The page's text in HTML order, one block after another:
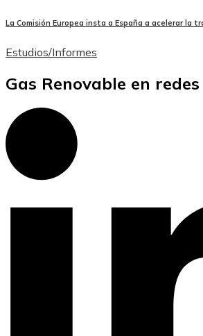
La Comisión Europea insta a España a acelerar la
Estudios/Informes
Gas Renovable en redes